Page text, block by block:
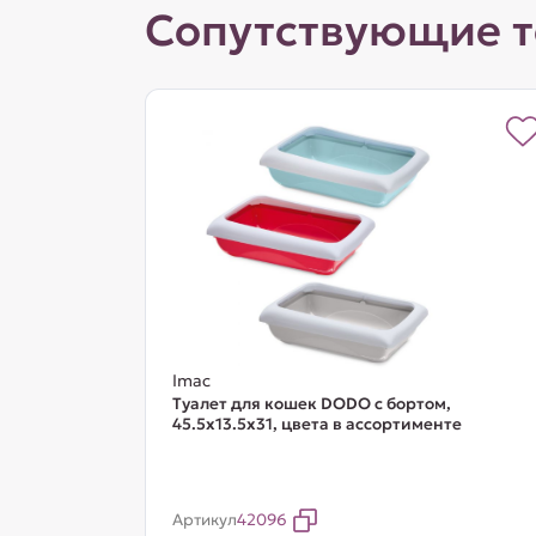
Сопутствующие
Imac
Туалет для кошек DODO с бортом,
45.5х13.5х31, цвета в ассортименте
Артикул42096